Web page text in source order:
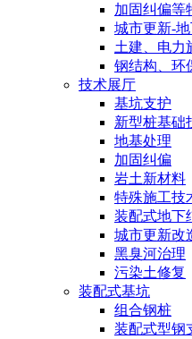
加固纠偏等
城市更新-
土建、电力
钢结构、环
技术展厅
基坑支护
新型桩基础
地基处理
加固纠偏
岩土新材料
特殊施工技
装配式地下
城市更新改
黑臭河治理
污染土修复
装配式基坑
组合钢桩
装配式型钢